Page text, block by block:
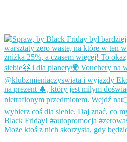
Może ktoś z nich skorzysta, gdy